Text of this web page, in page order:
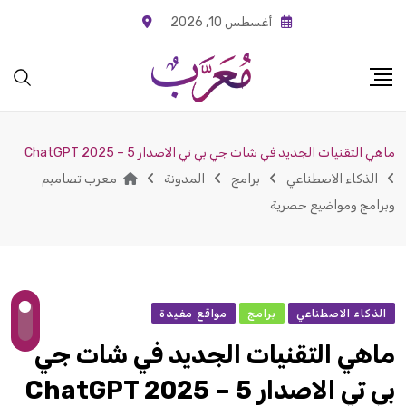
أغسطس 10, 2026
ماهي التقنيات الجديد في شات جي بي تي الاصدار 5 – ChatGPT 2025
الذكاء الاصطناعي
برامج المدونة
معرب تصاميم
وبرامج ومواضيع حصرية
الذكاء الاصطناعي برامج مواقع مفيدة
ماهي التقنيات الجديد في شات جي
بي تي الاصدار 5 – ChatGPT 2025